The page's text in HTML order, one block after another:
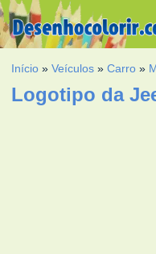
Início »Veículos »Carro »
Logotipo da